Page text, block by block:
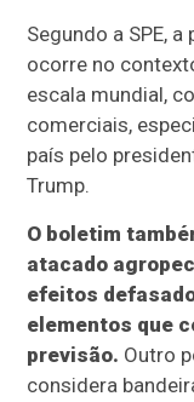
Segundo a SPE,
ocorre no
escala mundial,
comerciais,
país pelo
Trump.
O boletim
atacado
efeitos
elementos que
previsão. Outro
considera